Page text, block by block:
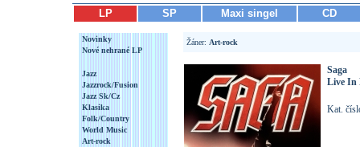
LP SP Maxi singel CD
Novinky
Nové nehrané LP
Jazz
Jazzrock/Fusion
Jazz Sk/Cz
Klasika
Folk/Country
World Music
Art-rock
Žáner: Art-rock
Saga
Live In
Kat.